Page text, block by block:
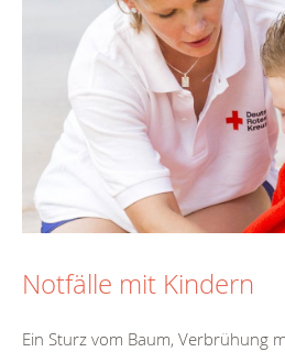
Notfälle mit Kindern
Ein Sturz vom Baum, Verbrühung